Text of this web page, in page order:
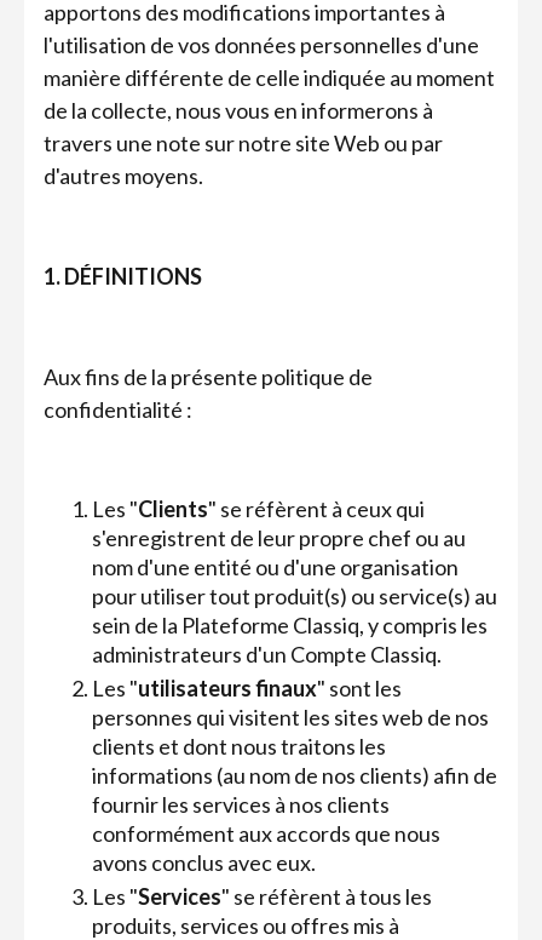
apportons des modifications importantes à
l'utilisation de vos données personnelles d'une
manière différente de celle indiquée au moment
de la collecte, nous vous en informerons à
travers une note sur notre site Web ou par
d'autres moyens.
1. DÉFINITIONS
Aux fins de la présente politique de
confidentialité :
Les "Clients" se réfèrent à ceux qui
s'enregistrent de leur propre chef ou au
nom d'une entité ou d'une organisation
pour utiliser tout produit(s) ou service(s) au
sein de la Plateforme Classiq, y compris les
administrateurs d'un Compte Classiq.
Les "utilisateurs finaux" sont les
personnes qui visitent les sites web de nos
clients et dont nous traitons les
informations (au nom de nos clients) afin de
fournir les services à nos clients
conformément aux accords que nous
avons conclus avec eux.
Les "Services" se réfèrent à tous les
produits, services ou offres mis à